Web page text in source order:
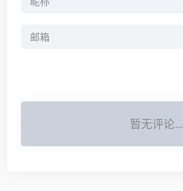
暂无评论...